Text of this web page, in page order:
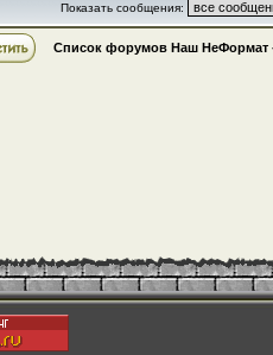
Показать сообщения:
Список форумов Наш НеФормат